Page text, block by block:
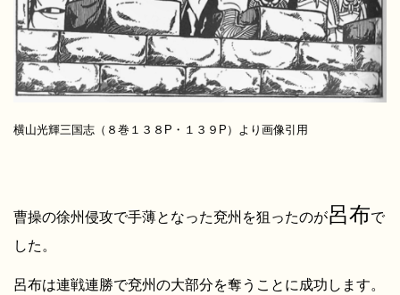
横山光輝三国志（８巻１３８P・１３９P）より画像引用
曹操の徐州侵攻で手薄となった兗州を狙ったのが呂布で
した。
呂布は連戦連勝で兗州の大部分を奪うことに成功します。